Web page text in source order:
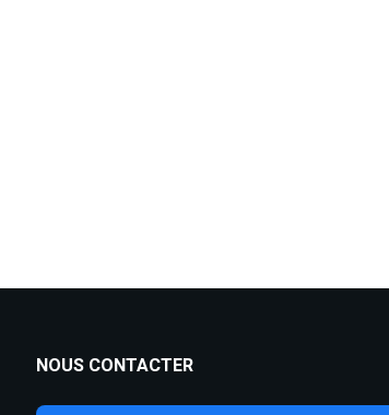
NOUS CONTACTER